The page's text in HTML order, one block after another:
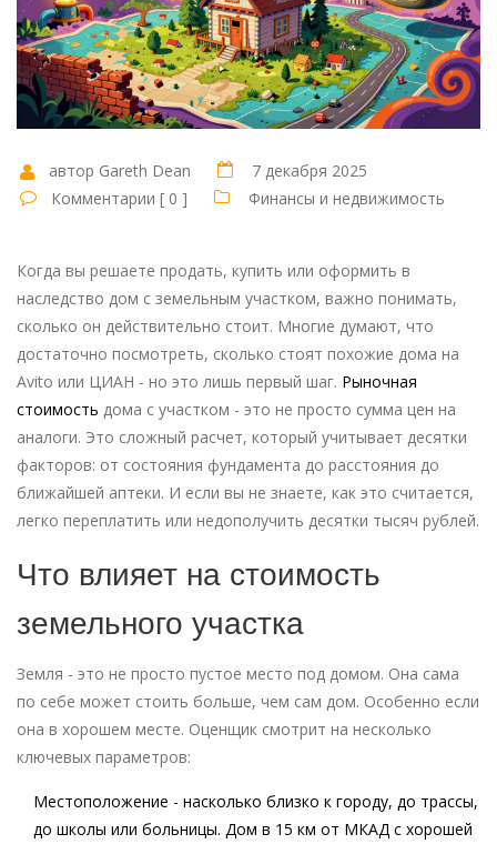
автор Gareth Dean
7 декабря 2025
Комментарии [ 0 ]
Финансы и недвижимость
Когда вы решаете продать, купить или оформить в
наследство дом с земельным участком, важно понимать,
сколько он действительно стоит. Многие думают, что
достаточно посмотреть, сколько стоят похожие дома на
Avito или ЦИАН - но это лишь первый шаг. Рыночная
стоимость дома с участком - это не просто сумма цен на
аналоги. Это сложный расчет, который учитывает десятки
факторов: от состояния фундамента до расстояния до
ближайшей аптеки. И если вы не знаете, как это считается,
легко переплатить или недополучить десятки тысяч рублей.
Что влияет на стоимость
земельного участка
Земля - это не просто пустое место под домом. Она сама
по себе может стоить больше, чем сам дом. Особенно если
она в хорошем месте. Оценщик смотрит на несколько
ключевых параметров:
Местоположение - насколько близко к городу, до трассы,
до школы или больницы. Дом в 15 км от МКАД с хорошей